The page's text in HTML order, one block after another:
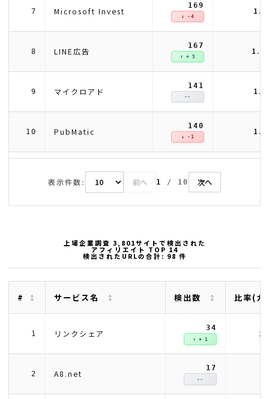
7 Microsoft Invest
169
↓ -4
8 LINE広告
167
↑ + 5
9 マイクロアド
141
--
10 PubMatic
140
↓ -1
表示件数: 前へ 1 / 10 次へ
上場企業調査 3,801サイトで検出された
アフィリエイト TOP 14
検出されたURLの合計: 98 件
# サービス名 検出数 比率(
1 リンクシェア
34
↑ + 1
2 A8.net
17
--